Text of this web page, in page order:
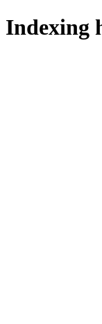
Indexing